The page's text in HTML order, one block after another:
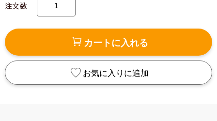
注文数
カートに入れる
お気に入りに追加